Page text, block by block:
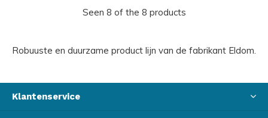
Seen 8 of the 8 products
Robuuste en duurzame product lijn van de fabrikant Eldom.
Klantenservice